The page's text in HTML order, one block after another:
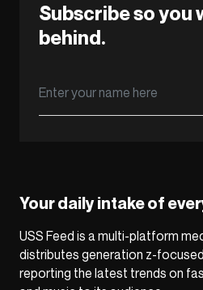
Subscribe so you
behind.
Your daily intake of
USS Feed is a multi-platform
distributes generation z-
reporting the latest trends on